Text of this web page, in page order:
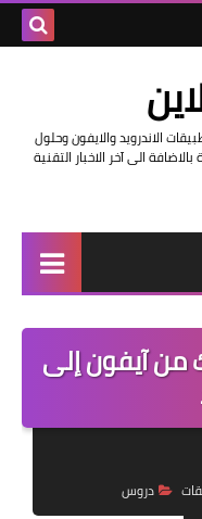
الاندرويد والايفون وحلول
الى آخر الاخبار التقنية
آيفون إلى
دروس